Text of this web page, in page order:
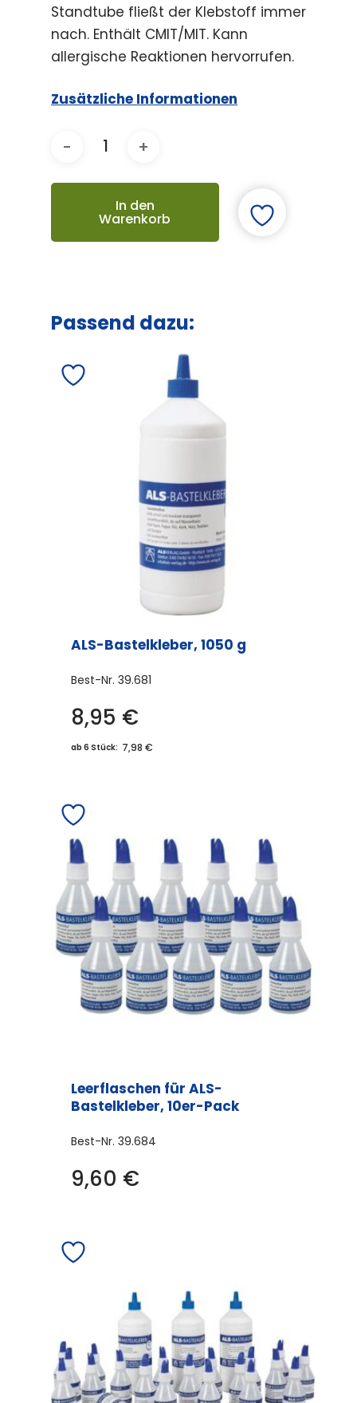
Standtube fließt der Klebstoff immer
nach. Enthält CMIT/MIT. Kann
allergische Reaktionen hervorrufen.
Zusätzliche Informationen
In den
Warenkorb
Passend dazu:
ALS-Bastelkleber, 1050 g
Best-Nr. 39.681
8,95 €
ab 6 Stück: 7,98 €
Leerflaschen für ALS-
Bastelkleber, 10er-Pack
Best-Nr. 39.684
9,60 €